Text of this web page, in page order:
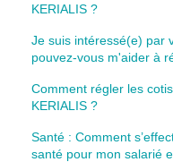
KERIALIS ?
Je suis intéressé(e) par
pouvez-vous m'aider à
Comment régler les
KERIALIS ?
Santé : Comment
santé pour mon salarié